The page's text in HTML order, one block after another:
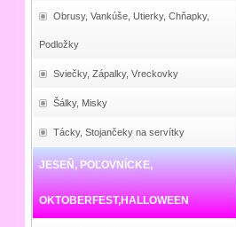
Obrusy, Vankúše, Utierky, Chňapky,
Podložky
Sviečky, Zápalky, Vreckovky
Šálky, Misky
Tácky, Stojančeky na servítky
JESEŇ, POĽOVNÍCKE,
OKTOBERFEST,HALLOWEEN